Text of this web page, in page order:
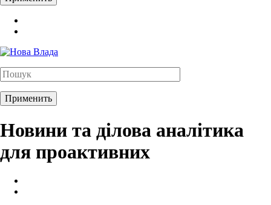
Новини та ділова аналітика
для проактивних